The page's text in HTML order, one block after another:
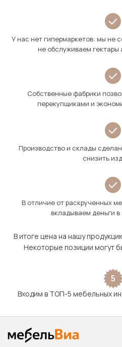
У нас нет гипермаркетов: мы не
не обслуживаем
Собственные фабрики
перекупщиками и
Производство и склады
снизить
В отличие от раскрученных
вкладываем деньги
В итоге цена на нашу
Некоторые позиции могут
5
Входим в ТОП-5 мебельных